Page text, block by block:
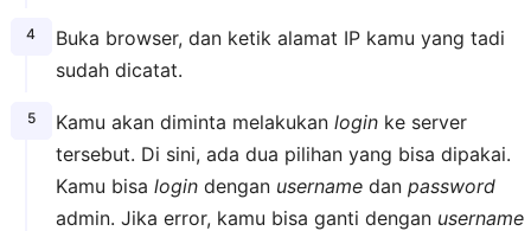
Buka browser, dan ketik alamat IP kamu yang tadi
sudah dicatat.
Kamu akan diminta melakukan loginke server
tersebut. Di sini, ada dua pilihan yang bisa dipakai.
Kamu bisa logindengan usernamedan password
admin. Jika error, kamu bisa ganti dengan username